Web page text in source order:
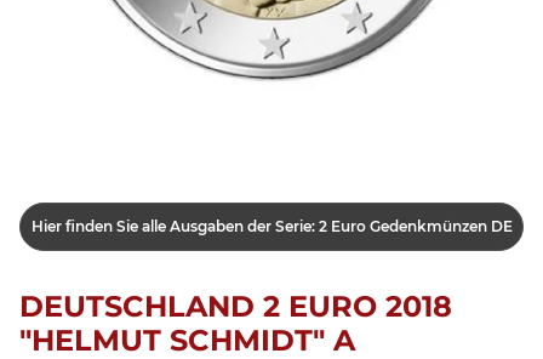
Hier finden Sie alle Ausgaben der Serie: 2 Euro Gedenkmünzen DE
DEUTSCHLAND 2 EURO 2018
"HELMUT SCHMIDT" A